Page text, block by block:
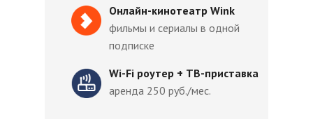
Wi-Fi роутер + ТВ-приставка
аренда 250 руб./мес.
Онлайн-кинотеатр Wink
фильмы и сериалы в одной
подписке